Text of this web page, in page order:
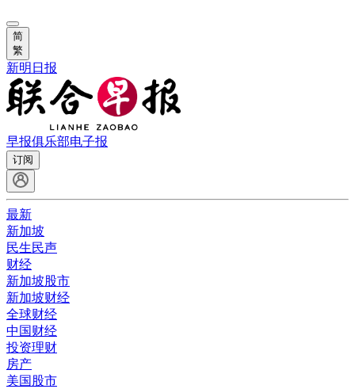
简
繁
新明日报
早报俱乐部电子报
订阅
最新
新加坡
民生民声
财经
新加坡股市
新加坡财经
全球财经
中国财经
投资理财
房产
美国股市